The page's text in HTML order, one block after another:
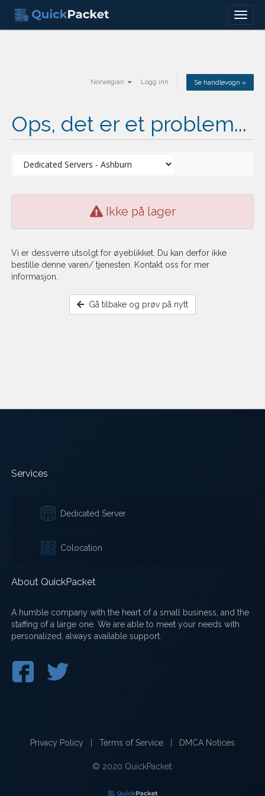
Menu
Norwegian Logg inn Se handlevogn »
Ops, det er et problem...
Ikke på lager
Vi er dessverre utsolgt for øyeblikket. Du kan derfor ikke
bestille denne varen/ tjenesten. Kontakt oss for mer
informasjon.
Gå tilbake og prøv på nytt
Services
Dedicated Server
Colocation
About QuickPacket
A humble company with the heart of a small business, and the
staffing of a large one. We are able to meet your needs with
personalized, always available support.
Privacy Policy Terms of Service DMCA Notices
© 2020 QuickPacket.